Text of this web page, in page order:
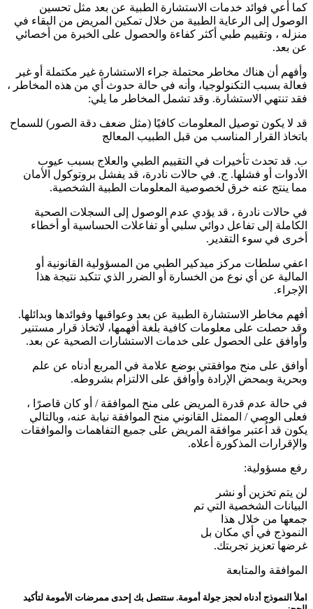
كما أعي فوائد خدمات الاستشارة الطبية عن بعد مثل تحسين
الوصول إلى الرعاية الطبية من خلال تمكين المريض من البقاء في
منزله ، وتقييم طبي أكثر كفاءة والحصول على الخبرة من أخصائي
عن بعد.
وأفهم أن هناك مخاطر محتملة جراء الاستشارة غير مكتملة أو غير
فعالة بسبب التكنولوجيا، وأنه في حالة حدوث أي من هذه المخاطر ،
فقد تنتهي الاستشارة. وقد تشمل المخاطر ما يلي:
قد لا يكون توصيل المعلومات كافيًا (مثل ضعف دقة الصور) للسماح
باتخاذ القرار المناسب من قبل الطبيب المعالج
ب. قد تحدث تأخيرات في التقييم الطبي والعلاج بسبب عيوب
الأدوات أو فشلها. ج. في حالات نادرة، قد يفشل بروتوكول الأمان
مما ينتج عنه خرق لخصوصية المعلومات الطبية الشخصية.
في حالات نادرة ، قد يؤدي عدم الوصول إلى السجلات الصحية
الكاملة إلى تفاعل دوائي سلبي أو تفاعلات الحساسية أو أخطاء
أخرى في سوء التقدير.
اعفي سلطات مركز ميدكير الطبي من المسؤولية القانونية أو
المالية عن أي نوع من الخسارة أو الضرر الذي تتكبد نتيجة هذا
الإجراء.
أفهم مخاطر الاستشارة الطبية عن بعد وعواقبها وفوائدها وبدائلها.
وقد حصلت على معلومات كافية بلغة أفهمها، لاتخاذ قرار مستنير
وأوافق على الحصول على خدمات الاستشارات الصحية عن بعد.
أوافق على منح موافقتي بوضع علامة في المربع أدناه عن علم
وبحرية وبمحض الإرادة وأوافق على الالتزام بشروطه.
في حالة عدم قدرة المريض على منح الموافقة / أو كان قاصرًا ،
فعلى الوصي / الممثل القانوني منح الموافقة نيابة عنه، وبالتالي
يكون قد اُعتبر موافقة المريض على جميع التفاهمات والموافقات
والإقرارات المذكورة أعلاه.
رفع مسؤولية:
لن يتم تخزين أو نشر
البيانات الشخصية التي تم
جمعها من خلال هذا
النموذج في أي مكان بل
غرضها تعزيز تجربتك.
الموافقة والمتابعة
املأ النموذج أدناه لحجز جولة أمومة. ستتصل بك إحدى ممرضات الأمومة لتأكيد